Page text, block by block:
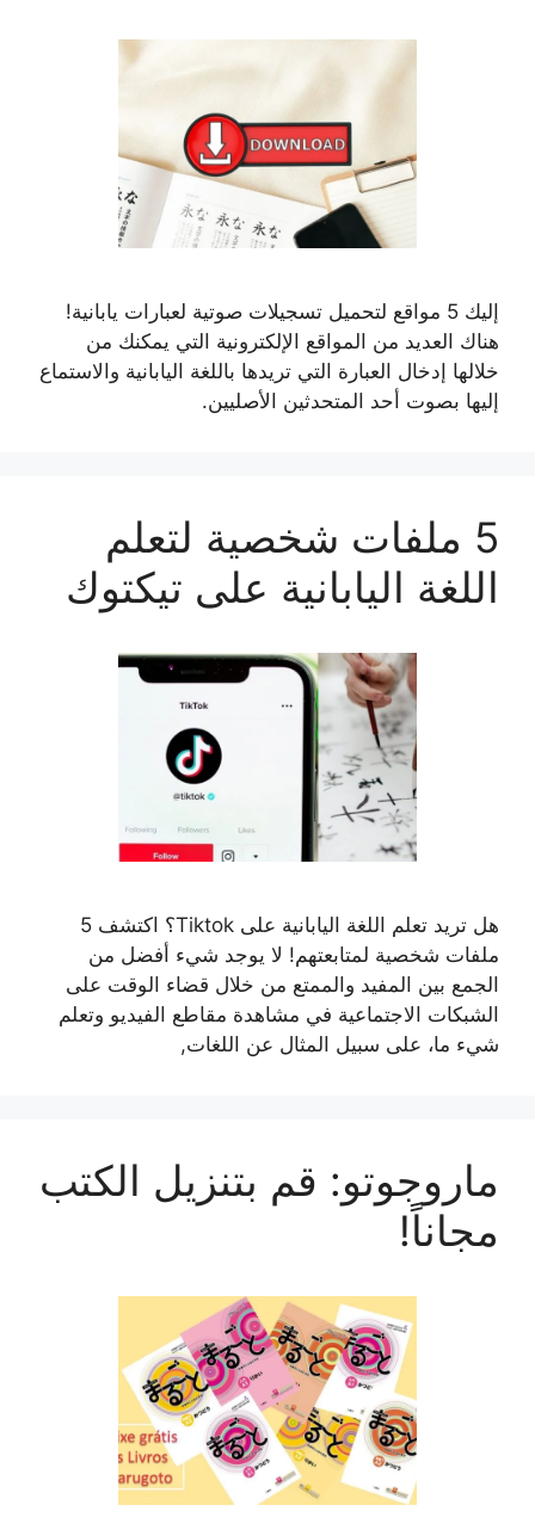
إليك 5 مواقع لتحميل تسجيلات صوتية لعبارات يابانية!
هناك العديد من المواقع الإلكترونية التي يمكنك من
خلالها إدخال العبارة التي تريدها باللغة اليابانية والاستماع
إليها بصوت أحد المتحدثين الأصليين.
5 ملفات شخصية لتعلم
اللغة اليابانية على تيكتوك
هل تريد تعلم اللغة اليابانية على Tiktok؟ اكتشف 5
ملفات شخصية لمتابعتهم! لا يوجد شيء أفضل من
الجمع بين المفيد والممتع من خلال قضاء الوقت على
الشبكات الاجتماعية في مشاهدة مقاطع الفيديو وتعلم
شيء ما، على سبيل المثال عن اللغات,
ماروجوتو: قم بتنزيل الكتب
مجاناً!